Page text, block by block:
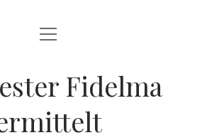
HOME
PETER TREMAYNE
SPRECHERINNEN
Menü
öffnen
Fidelma